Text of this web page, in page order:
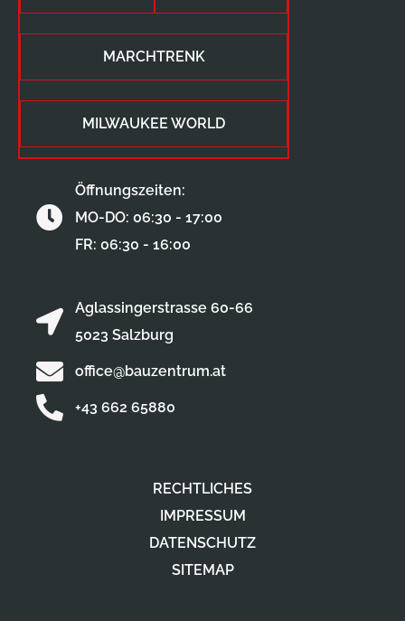
RECHTLICHES
IMPRESSUM
DATENSCHUTZ
SITEMAP
MARCHTRENK
MILWAUKEE WORLD
Aglassingerstrasse 60-66
5023 Salzburg
office@bauzentrum.at
+43 662 65880
Öffnungszeiten:
MO-DO: 06:30 - 17:00
FR: 06:30 - 16:00